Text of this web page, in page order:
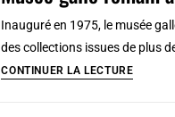
musée
[Vieille
Inauguré en 1975, le musée
des collections issues de plus
CONTINUER LA LECTUREMusée